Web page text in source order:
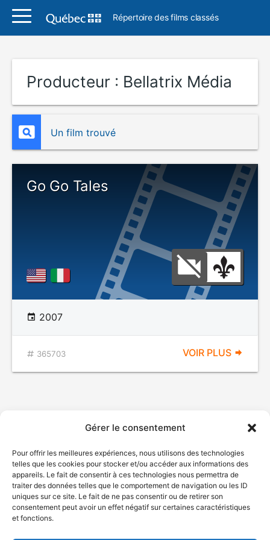
Gérer le consentement
Pour offrir les meilleures expériences, nous utilisons des technologies
telles que les cookies pour stocker et/ou accéder aux informations des
appareils. Le fait de consentir à ces technologies nous permettra de
traiter des données telles que le comportement de navigation ou les ID
uniques sur ce site. Le fait de ne pas consentir ou de retirer son
consentement peut avoir un effet négatif sur certaines caractéristiques
et fonctions.
Répertoire des films classés
Producteur : Bellatrix Média
Un film trouvé
Go Go Tales
2007
365703 VOIR PLUS